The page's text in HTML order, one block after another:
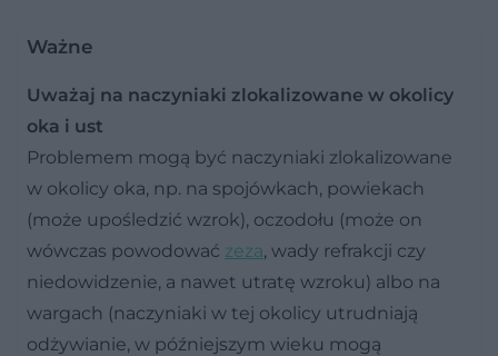
Ważne
Uważaj na naczyniaki zlokalizowane w okolicy
oka i ust
Problemem mogą być naczyniaki zlokalizowane
w okolicy oka, np. na spojówkach, powiekach
(może upośledzić wzrok), oczodołu (może on
wówczas powodować zeza, wady refrakcji czy
niedowidzenie, a nawet utratę wzroku) albo na
wargach (naczyniaki w tej okolicy utrudniają
odżywianie, w późniejszym wieku mogą